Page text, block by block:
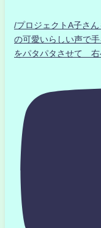
/プロジェクトA子
の可愛いらしい声で
をパタパタさせて 右